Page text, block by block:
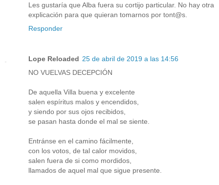
Les gustaría que Alba fuera su cortijo particular. No hay otra
explicación para que quieran tomarnos por tont@s.
Responder
Lope Reloaded 25 de abril de 2019 a las 14:56
NO VUELVAS DECEPCIÓN
De aquella Villa buena y excelente
salen espíritus malos y encendidos,
y siendo por sus ojos recibidos,
se pasan hasta donde el mal se siente.
Entránse en el camino fácilmente,
con los votos, de tal calor movidos,
salen fuera de si como mordidos,
llamados de aquel mal que sigue presente.